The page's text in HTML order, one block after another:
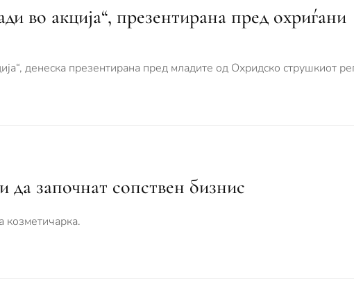
во акција“, презентирана пред охриѓани
денеска презентирана пред младите од Охридско струшкиот
започнат сопствен бизнис
козметичарка.